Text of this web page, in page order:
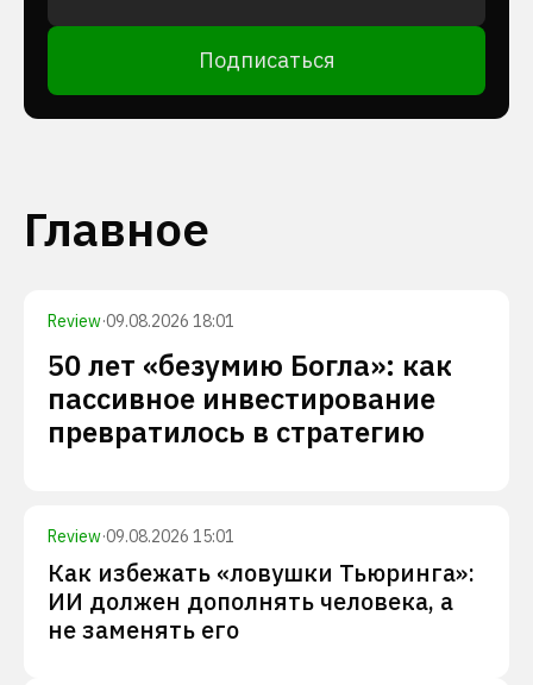
Подписаться
Главное
Review·09.08.2026 18:01
50 лет «безумию Богла»: как
пассивное инвестирование
превратилось в стратегию
Review·09.08.2026 15:01
Как избежать «ловушки Тьюринга»:
ИИ должен дополнять человека, а
не заменять его